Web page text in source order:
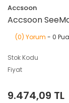
Accsoon
Accsoon
(0) Yorum - 0
Stok Kodu
Fiyat
9.474,09 TL